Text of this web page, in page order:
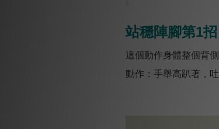
站穩陣腳第1招
這個動作身體整個背
動作：手舉高趴著，